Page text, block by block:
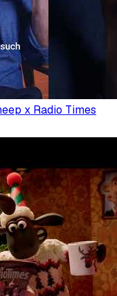
x Radio Times